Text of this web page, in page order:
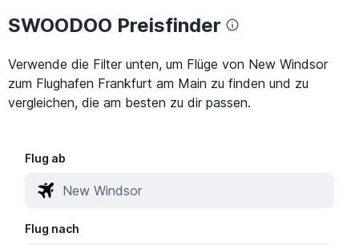
SWOODOO Preisfinder
Verwende die Filter unten, um Flüge von New Windsor
zum Flughafen Frankfurt am Main zu finden und zu
vergleichen, die am besten zu dir passen.
Flug ab
Flug nach